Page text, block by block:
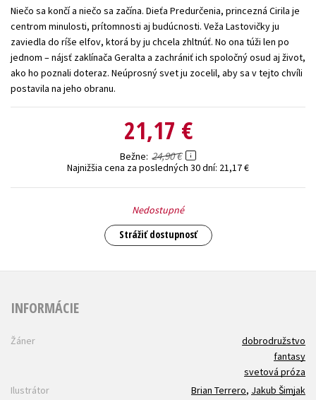
Technické vedy
Učebnice
Umenie a kultúra
Výchova a pedagogika
Young adult
Young adult (SK)
Zdravie a životný štýl
Niečo sa končí a niečo sa začína. Dieťa Predurčenia, princezná Cirila je
centrom minulosti, prítomnosti aj budúcnosti. Veža Lastovičky ju
zaviedla do ríše elfov, ktorá by ju chcela zhltnúť. No ona túži len po
jednom – nájsť zaklínača Geralta a zachrániť ich spoločný osud aj život,
ako ho poznali doteraz. Neúprosný svet ju zocelil, aby sa v tejto chvíli
postavila na jeho obranu.
21,17 €
Bežne 24,90 €
Najnižšia cena za posledných 30 dní: 21,17 €
Nedostupné
Strážiť dostupnosť
INFORMÁCIE
Žáner
dobrodružstvo
fantasy
svetová próza
Ilustrátor
Brian Terrero, Jakub Šimjak